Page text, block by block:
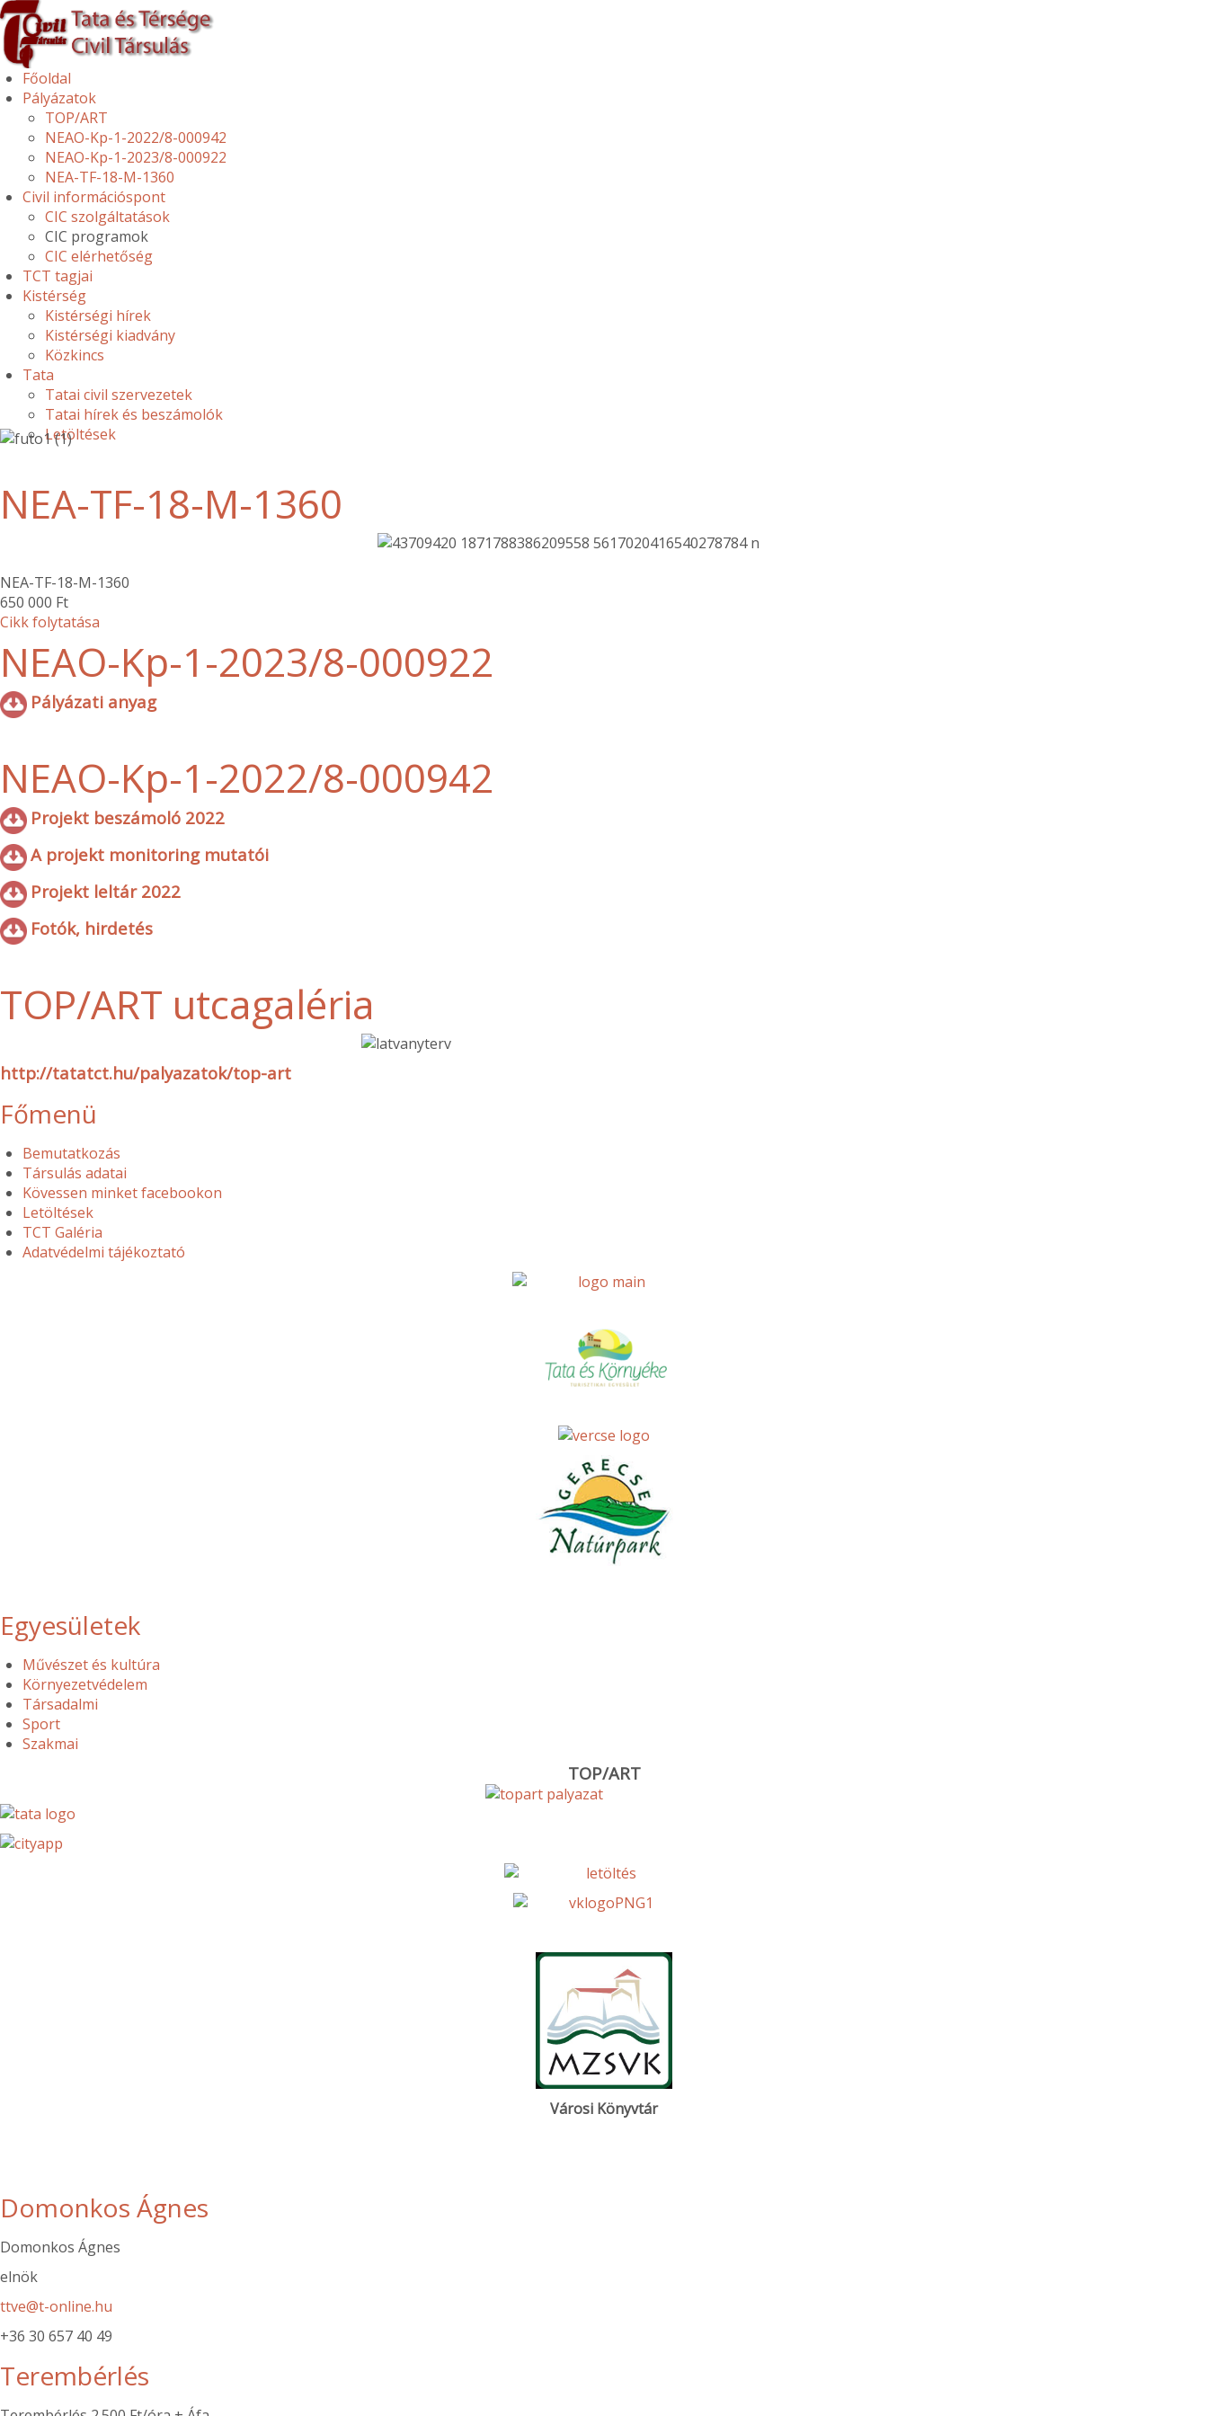
Főoldal
Pályázatok
TOP/ART
NEAO-Kp-1-2022/8-000942
NEAO-Kp-1-2023/8-000922
NEA-TF-18-M-1360
Civil információspont
CIC szolgáltatások
CIC programok
CIC elérhetőség
TCT tagjai
Kistérség
Kistérségi hírek
Kistérségi kiadvány
Közkincs
Tata
Tatai civil szervezetek
Tatai hírek és beszámolók
Letöltések
NEA-TF-18-M-1360
NEA-TF-18-M-1360
650 000 Ft
Cikk folytatása
NEAO-Kp-1-2023/8-000922
Pályázati anyag
NEAO-Kp-1-2022/8-000942
Projekt beszámoló 2022
A projekt monitoring mutatói
Projekt leltár 2022
Fotók, hirdetés
TOP/ART utcagaléria
http://tatatct.hu/palyazatok/top-art
Főmenü
Bemutatkozás
Társulás adatai
Kövessen minket facebookon
Letöltések
TCT Galéria
Adatvédelmi tájékoztató
Egyesületek
Művészet és kultúra
Környezetvédelem
Társadalmi
Sport
Szakmai
TOP/ART
Városi Könyvtár
Domonkos Ágnes
Domonkos Ágnes
elnök
ttve@t-online.hu
+36 30 657 40 49
Terembérlés